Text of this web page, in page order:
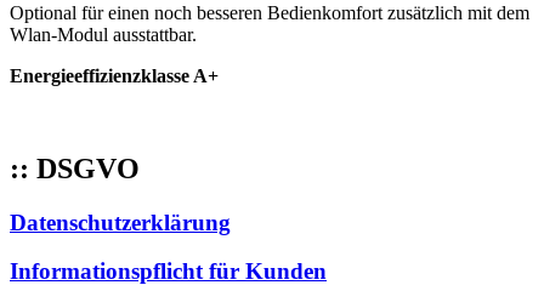
Optional für einen noch besseren Bedienkomfort zusätzlich mit dem
Wlan-Modul ausstattbar.
Energieeffizienzklasse A+
:: DSGVO
Datenschutzerklärung
Informationspflicht für Kunden